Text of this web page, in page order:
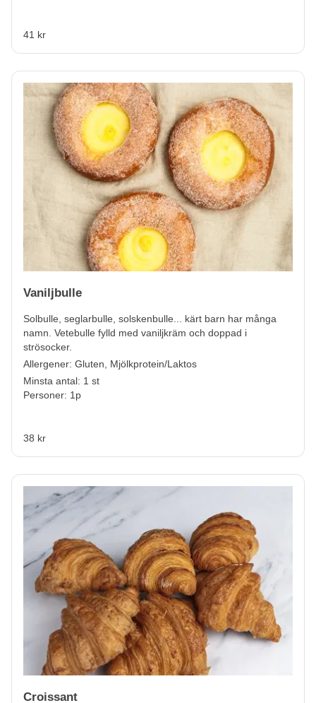
41 kr
Vaniljbulle
Solbulle, seglarbulle, solskenbulle... kärt barn har många
namn. Vetebulle fylld med vaniljkräm och doppad i
strösocker.
Allergener: Gluten, Mjölkprotein/Laktos
Minsta antal: 1 st
Personer: 1p
38 kr
Croissant